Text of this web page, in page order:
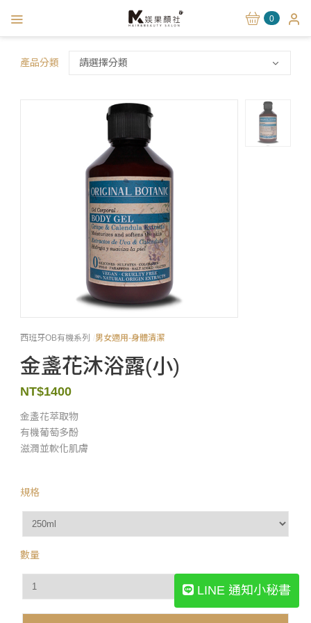
LINE 通知小秘書
0
西班牙OB有機系列 男女適用-身體清潔
金盞花沐浴露(小)
1400
金盞花萃取物
有機葡萄多酚
滋潤並軟化肌膚
規格
數量
產品分類 請選擇分類